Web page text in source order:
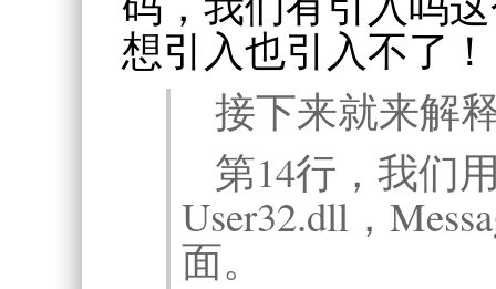
想引入也引入不了
接下来就来解
第14行，我们
User32.dll，
面。